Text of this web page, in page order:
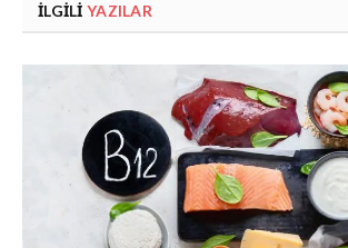
İLGILI YAZILAR